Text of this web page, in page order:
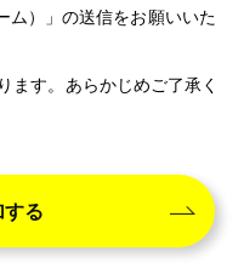
）」の送信をお願いいた
す。あらかじめご了承く
る